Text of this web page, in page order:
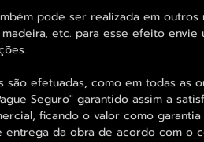
pode ser realizada em outros
etc. para esse efeito envie
são efetuadas, como em todas as
Seguro" garantido assim a
ficando o valor como
entrega da obra de acordo com o